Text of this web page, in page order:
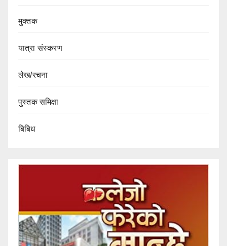
मुक्तक
यात्रा संस्करण
लेख/रचना
पुस्तक समिक्षा
बिबिध